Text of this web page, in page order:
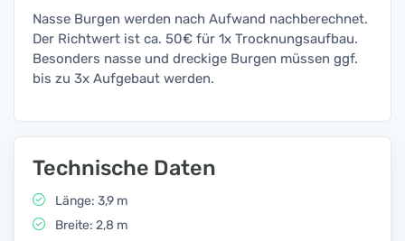
Nasse Burgen werden nach Aufwand nachberechnet.
Der Richtwert ist ca. 50€ für 1x Trocknungsaufbau.
Besonders nasse und dreckige Burgen müssen ggf.
bis zu 3x Aufgebaut werden.
Technische Daten
Länge: 3,9 m
Breite: 2,8 m